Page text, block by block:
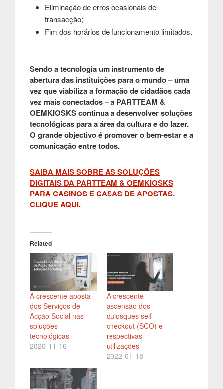
Eliminação de erros ocasionais de
transacção;
Fim dos horários de funcionamento limitados.
Sendo a tecnologia um instrumento de
abertura das instituições para o mundo – uma
vez que viabiliza a formação de cidadãos cada
vez mais conectados – a PARTTEAM &
OEMKIOSKS continua a desenvolver soluções
tecnológicas para a área da cultura e do lazer.
O grande objectivo é promover o bem-estar e a
comunicação entre todos.
SAIBA MAIS SOBRE AS SOLUÇÕES
DIGITAIS DA PARTTEAM & OEMKIOSKS
PARA CASINOS E CASAS DE APOSTAS.
CLIQUE AQUI.
Related
A crescente aposta
dos Serviços de
Acção Social nas
soluções
tecnológicas
2020-11-16
A crescente
ascensão dos
quiosques self-
checkout (SCO) e
respectivas
utilizações
2022-01-18